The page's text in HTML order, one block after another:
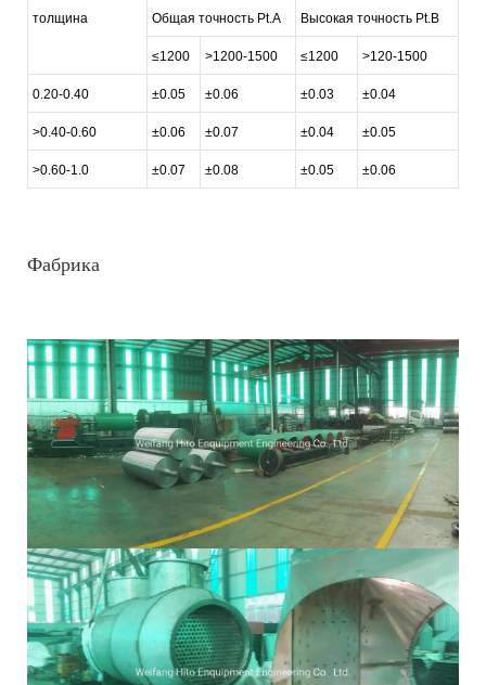
толщина
Общая точность Pt.A Высокая точность Pt.B
≤1200 >1200-1500 ≤1200 >120-1500
0.20-0.40 ±0.05 ±0.06 ±0.03 ±0.04
>0.40-0.60 ±0.06 ±0.07 ±0.04 ±0.05
>0.60-1.0 ±0.07 ±0.08 ±0.05 ±0.06
Фабрика